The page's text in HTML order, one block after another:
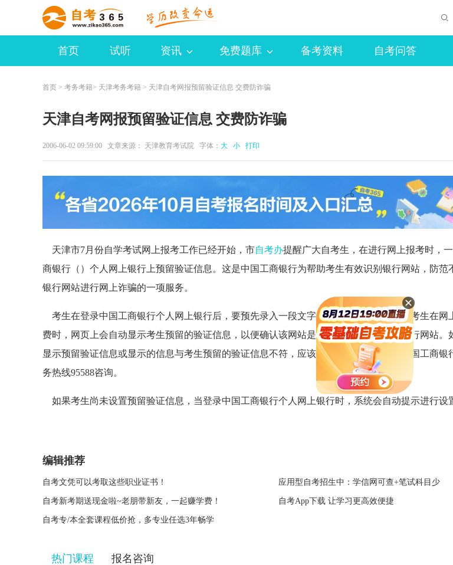
首页 试听 资讯 免费题库 备考资料 自考问答
首页 > 考务考籍> 天津考务考籍 > 天津自考网报预留验证信息 交费防诈骗
天津自考网报预留验证信息 交费防诈骗
2006-06-02 09:59:00 文章来源： 天津教育考试院 字体： 大 小 打印
天津市7月份自学考试网上报考工作已经开始，市自考办提醒广大自考生，在进行网上报考时，
商银行（ ）个人网上银行上预留验证信息。这是中国工商银行为帮助考生有效识别银行网站，防范
银行网站进行网上诈骗的一项服务。
考生在登录中国工商银行个人网上银行后，要预先录入一段文字（预留验证信息）。当考生在网
费时，网页上会自动显示考生预留的验证信息，以便确认该网站是否为真实的中国工商银行网站。
显示预留验证信息或显示的信息与考生预留的验证信息不符，应该立即停止交易并拨打中国工商银
务热线95588咨询。
如果考生尚未设置预留验证信息，当登录中国工商银行个人网上银行时，系统会自动提示进行设
编辑推荐
自考文凭可以考取这些职业证书！ 应用型自考招生中：学信网可查+笔试科目少
自考新考期送现金啦~老朋带新友，一起赚学费！ 自考App下载 让学习更高效便捷
自考专/本全套课程低价抢，多专业任选3年畅学
热门课程 报名咨询